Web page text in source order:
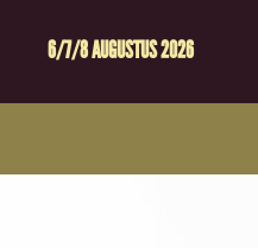
6/7/8 AUGUSTUS 2026